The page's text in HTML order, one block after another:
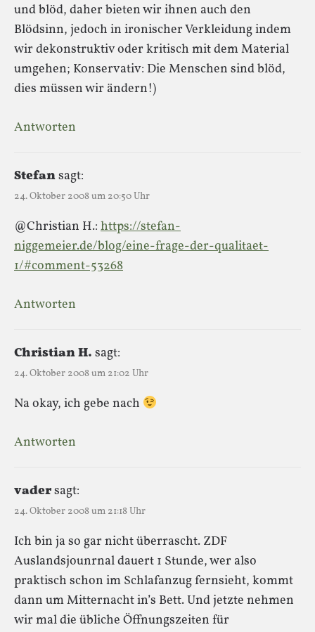
und blöd, daher bieten wir ihnen auch den
Blödsinn, jedoch in ironischer Verkleidung indem
wir dekonstruktiv oder kritisch mit dem Material
umgehen; Konservativ: Die Menschen sind blöd,
dies müssen wir ändern!)
Antworten
Stefansagt:
24. Oktober 2008 um 20:50 Uhr
@Christian H.: https://stefan-
niggemeier.de/blog/eine-frage-der-qualitaet-
1/#comment-53268
Antworten
Christian H. sagt:
24. Oktober 2008 um 21:02 Uhr
Na okay, ich gebe nach
Antworten
vadersagt:
24. Oktober 2008 um 21:18 Uhr
Ich bin ja so gar nicht überrascht. ZDF
Auslandsjounrnal dauert 1 Stunde, wer also
praktisch schon im Schlafanzug fernsieht, kommt
dann um Mitternacht in’s Bett. Und jetzte nehmen
wir mal die übliche Öffnungszeiten für